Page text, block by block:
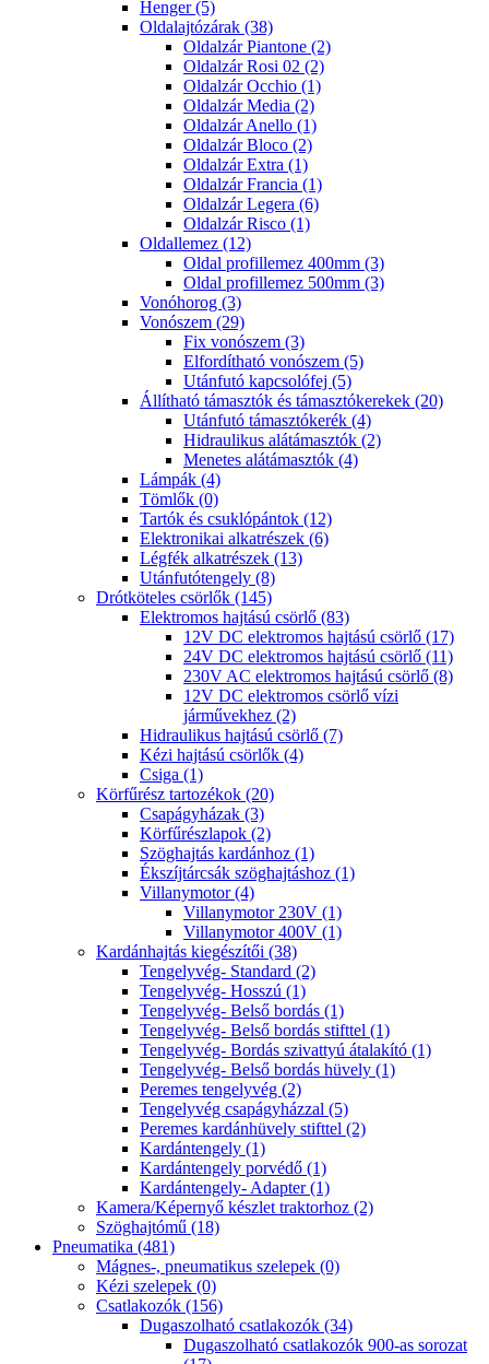
Henger (5)
Oldalajtózárak (38)
Oldalzár Piantone (2)
Oldalzár Rosi 02 (2)
Oldalzár Occhio (1)
Oldalzár Media (2)
Oldalzár Anello (1)
Oldalzár Bloco (2)
Oldalzár Extra (1)
Oldalzár Francia (1)
Oldalzár Legera (6)
Oldalzár Risco (1)
Oldallemez (12)
Oldal profillemez 400mm (3)
Oldal profillemez 500mm (3)
Vonóhorog (3)
Vonószem (29)
Fix vonószem (3)
Elfordítható vonószem (5)
Utánfutó kapcsolófej (5)
Állítható támasztók és támasztókerekek (20)
Utánfutó támasztókerék (4)
Hidraulikus alátámasztók (2)
Menetes alátámasztók (4)
Lámpák (4)
Tömlők (0)
Tartók és csuklópántok (12)
Elektronikai alkatrészek (6)
Légfék alkatrészek (13)
Utánfutótengely (8)
Drótköteles csörlők (145)
Elektromos hajtású csörlő (83)
12V DC elektromos hajtású csörlő (17)
24V DC elektromos hajtású csörlő (11)
230V AC elektromos hajtású csörlő (8)
12V DC elektromos csörlő vízi
járművekhez (2)
Hidraulikus hajtású csörlő (7)
Kézi hajtású csörlők (4)
Csiga (1)
Körfűrész tartozékok (20)
Csapágyházak (3)
Körfűrészlapok (2)
Szöghajtás kardánhoz (1)
Ékszíjtárcsák szöghajtáshoz (1)
Villanymotor (4)
Villanymotor 230V (1)
Villanymotor 400V (1)
Kardánhajtás kiegészítői (38)
Tengelyvég- Standard (2)
Tengelyvég- Hosszú (1)
Tengelyvég- Belső bordás (1)
Tengelyvég- Belső bordás stifttel (1)
Tengelyvég- Bordás szivattyú átalakító (1)
Tengelyvég- Belső bordás hüvely (1)
Peremes tengelyvég (2)
Tengelyvég csapágyházzal (5)
Peremes kardánhüvely stifttel (2)
Kardántengely (1)
Kardántengely porvédő (1)
Kardántengely- Adapter (1)
Kamera/Képernyő készlet traktorhoz (2)
Szöghajtómű (18)
Pneumatika (481)
Mágnes-, pneumatikus szelepek (0)
Kézi szelepek (0)
Csatlakozók (156)
Dugaszolható csatlakozók (34)
Dugaszolható csatlakozók 900-as sorozat